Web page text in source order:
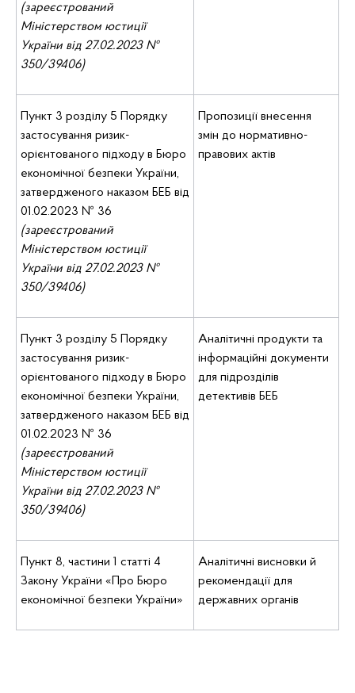
(зареєстрований
Міністерством юстиції
України від 27.02.2023 №
350/39406)
Пункт 3 розділу 5 Порядку
застосування ризик-
орієнтованого підходу в Бюро
економічної безпеки України,
затвердженого наказом БЕБ від
01.02.2023 № 36
(зареєстрований
Міністерством юстиції
України від 27.02.2023 №
350/39406)
Пропозиції внесення
змін до нормативно-
правових актів
Пункт 3 розділу 5 Порядку
застосування ризик-
орієнтованого підходу в Бюро
економічної безпеки України,
затвердженого наказом БЕБ від
01.02.2023 № 36
(зареєстрований
Міністерством юстиції
України від 27.02.2023 №
350/39406)
Аналітичні продукти та
інформаційні документи
для підрозділів
детективів БЕБ
Пункт 8, частини 1 статті 4
Закону України «Про Бюро
економічної безпеки України»
Аналітичні висновки й
рекомендації для
державних органів